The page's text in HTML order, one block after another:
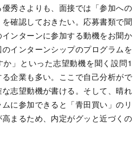
秀さよりも、面接では「参加への
確認しておきたい。応募書類で聞
ンターンに参加する動機をお聞か
インターンシップのプログラムを
」といった志望動機を聞く設問1
企業も多い。ここで自己分析がで
志望動機が書ける。そして、晴れ
に参加できると「青田買い」のリ
まるため、内定がグッと近づくの